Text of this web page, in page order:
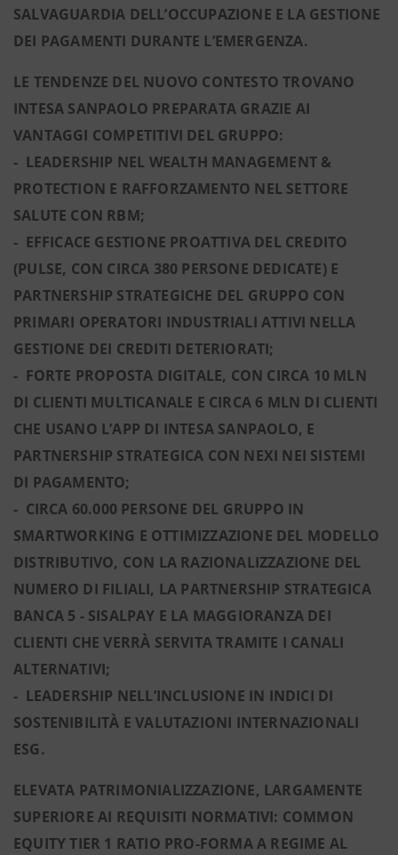
SALVAGUARDIA DELL’OCCUPAZIONE E LA GESTIONE
DEI PAGAMENTI DURANTE L’EMERGENZA.
LE TENDENZE DEL NUOVO CONTESTO TROVANO
INTESA SANPAOLO PREPARATA GRAZIE AI
VANTAGGI COMPETITIVI DEL GRUPPO:
- LEADERSHIP NEL WEALTH MANAGEMENT &
PROTECTION E RAFFORZAMENTO NEL SETTORE
SALUTE CON RBM;
- EFFICACE GESTIONE PROATTIVA DEL CREDITO
(PULSE, CON CIRCA 380 PERSONE DEDICATE) E
PARTNERSHIP STRATEGICHE DEL GRUPPO CON
PRIMARI OPERATORI INDUSTRIALI ATTIVI NELLA
GESTIONE DEI CREDITI DETERIORATI;
- FORTE PROPOSTA DIGITALE, CON CIRCA 10 MLN
DI CLIENTI MULTICANALE E CIRCA 6 MLN DI CLIENTI
CHE USANO L’APP DI INTESA SANPAOLO, E
PARTNERSHIP STRATEGICA CON NEXI NEI SISTEMI
DI PAGAMENTO;
- CIRCA 60.000 PERSONE DEL GRUPPO IN
SMARTWORKING E OTTIMIZZAZIONE DEL MODELLO
DISTRIBUTIVO, CON LA RAZIONALIZZAZIONE DEL
NUMERO DI FILIALI, LA PARTNERSHIP STRATEGICA
BANCA 5 - SISALPAY E LA MAGGIORANZA DEI
CLIENTI CHE VERRÀ SERVITA TRAMITE I CANALI
ALTERNATIVI;
- LEADERSHIP NELL’INCLUSIONE IN INDICI DI
SOSTENIBILITÀ E VALUTAZIONI INTERNAZIONALI
ESG.
ELEVATA PATRIMONIALIZZAZIONE, LARGAMENTE
SUPERIORE AI REQUISITI NORMATIVI: COMMON
EQUITY TIER 1 RATIO PRO-FORMA A REGIME AL